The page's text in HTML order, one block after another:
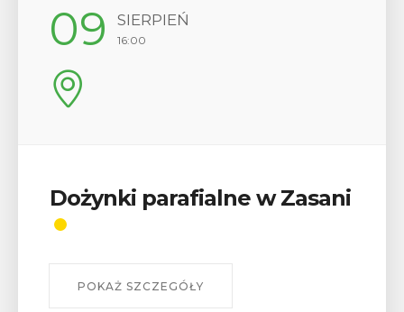
09 SIERPIEŃ
16:00
Dożynki parafialne w Zasani
POKAŻ SZCZEGÓŁY